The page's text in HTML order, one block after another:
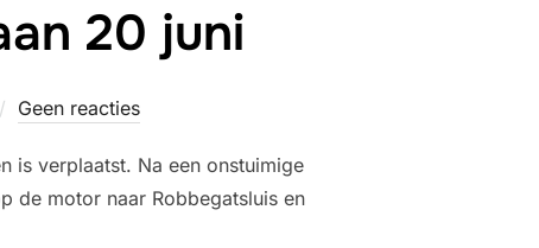
20 juni
Geen reacties
is verplaatst. Na een onstuimige
de motor naar Robbegatsluis en